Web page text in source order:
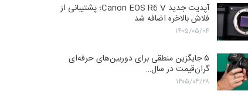
آپدیت جدید Canon EOS R6 V؛ پشتیبانی از
فلاش بالاخره اضافه شد
۱۴۰۵/۰۵/۰۴
۵ جایگزین منطقی برای دوربین‌های حرفه‌ای
گران‌قیمت در سال…
۱۴۰۵/۰۴/۲۸